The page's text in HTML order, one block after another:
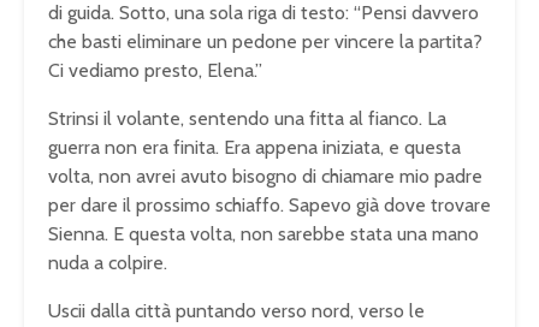
di guida. Sotto, una sola riga di testo: “Pensi davvero
che basti eliminare un pedone per vincere la partita?
Ci vediamo presto, Elena.”
Strinsi il volante, sentendo una fitta al fianco. La
guerra non era finita. Era appena iniziata, e questa
volta, non avrei avuto bisogno di chiamare mio padre
per dare il prossimo schiaffo. Sapevo già dove trovare
Sienna. E questa volta, non sarebbe stata una mano
nuda a colpire.
Uscii dalla città puntando verso nord, verso le